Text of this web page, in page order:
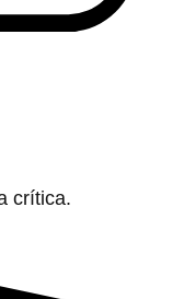
crítica.